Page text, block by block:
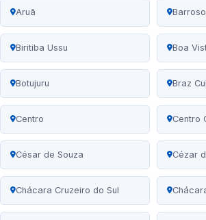
Aruã Barroso
Biritiba Ussu Boa
Botujuru Braz
Centro Centro
César de Souza Cézar
Chácara Cruzeiro do Sul